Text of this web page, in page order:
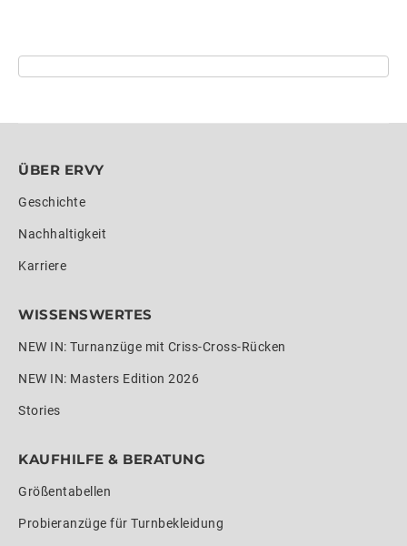
ÜBER ERVY
Geschichte
Nachhaltigkeit
Karriere
WISSENSWERTES
NEW IN: Turnanzüge mit Criss-Cross-Rücken
NEW IN: Masters Edition 2026
Stories
KAUFHILFE & BERATUNG
Größentabellen
Probieranzüge für Turnbekleidung